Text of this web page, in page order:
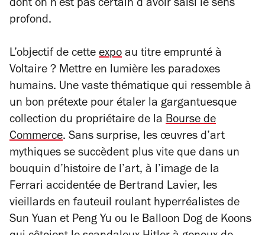
dont on n’est pas certain d’avoir saisi le sens
profond.
L’objectif de cette expo au titre emprunté à
Voltaire ? Mettre en lumière les paradoxes
humains. Une vaste thématique qui ressemble à
un bon prétexte pour étaler la gargantuesque
collection du propriétaire de la Bourse de
Commerce. Sans surprise, les œuvres d’art
mythiques se succèdent plus vite que dans un
bouquin d’histoire de l’art, à l’image de la
Ferrari accidentée de Bertrand Lavier, les
vieillards en fauteuil roulant hyperréalistes de
Sun Yuan et Peng Yu ou le Balloon Dog de Koons